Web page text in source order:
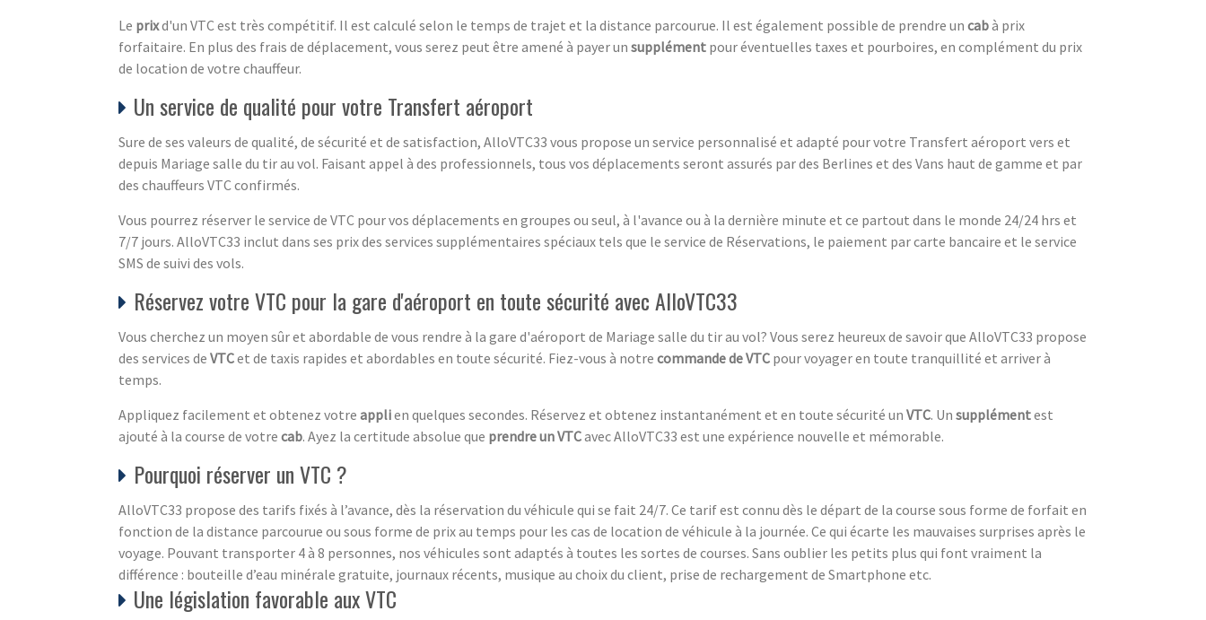
Le prixd'un VTC est très compétitif. Il est calculé selon le temps de trajet et la distance parcourue. Il est également possible de prendre un cabà prix
forfaitaire. En plus des frais de déplacement, vous serez peut être amené à payer un supplément pour éventuelles taxes et pourboires, en complément du prix
de location de votre chauffeur.
Un service de qualité pour votre Transfert aéroport
Sure de ses valeurs de qualité, de sécurité et de satisfaction, AlloVTC33 vous propose un service personnalisé et adapté pour votre Transfert aéroport vers et
depuis Mariage salle du tir au vol. Faisant appel à des professionnels, tous vos déplacements seront assurés par des Berlines et des Vans haut de gamme et par
des chauffeurs VTC confirmés.
Vous pourrez réserver le service de VTC pour vos déplacements en groupes ou seul, à l'avance ou à la dernière minute et ce partout dans le monde 24/24 hrs et
7/7 jours. AlloVTC33 inclut dans ses prix des services supplémentaires spéciaux tels que le service de Réservations, le paiement par carte bancaire et le service
SMS de suivi des vols.
Réservez votre VTC pour la gare d'aéroport en toute sécurité avec AlloVTC33
Vous cherchez un moyen sûr et abordable de vous rendre à la gare d'aéroport de Mariage salle du tir au vol? Vous serez heureux de savoir que AlloVTC33 propose
des services de VTCet de taxis rapides et abordables en toute sécurité. Fiez-vous à notre commande de VTC pour voyager en toute tranquillité et arriver à
temps.
Appliquez facilement et obtenez votre applien quelques secondes. Réservez et obtenez instantanément et en toute sécurité un VTC. Un supplémentest
ajouté à la course de votre cab. Ayez la certitude absolue que prendre un VTCavec AlloVTC33 est une expérience nouvelle et mémorable.
Pourquoi réserver un VTC ?
AlloVTC33 propose des tarifs fixés à l’avance, dès la réservation du véhicule qui se fait 24/7. Ce tarif est connu dès le départ de la course sous forme de forfait en
fonction de la distance parcourue ou sous forme de prix au temps pour les cas de location de véhicule à la journée. Ce qui écarte les mauvaises surprises après le
voyage. Pouvant transporter 4 à 8 personnes, nos véhicules sont adaptés à toutes les sortes de courses. Sans oublier les petits plus qui font vraiment la
différence : bouteille d’eau minérale gratuite, journaux récents, musique au choix du client, prise de rechargement de Smartphone etc.
Une législation favorable aux VTC